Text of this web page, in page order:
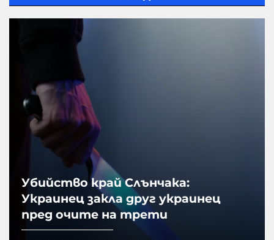
Убийство край Слънчака:
Украинец закла друг украинец
пред очите на трети